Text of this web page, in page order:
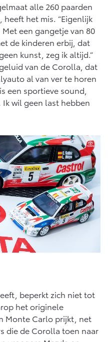
alle 260 paarden
het mis. “Eigenlijk
een gangetje van 80
de kinderen erbij, dat
kunst, zeg ik altijd.”
van de Corolla, dat
al van ver te horen
een sportieve sound,
wil geen last hebben
beperkt zich niet tot
het originele
Monte Carlo prijkt, net
die de Corolla toen naar